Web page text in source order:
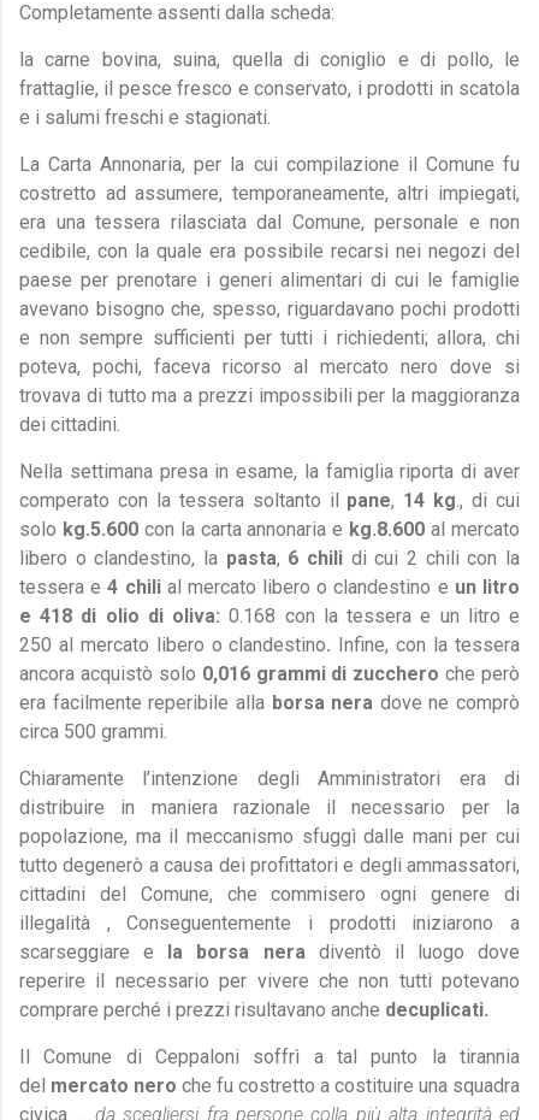
Completamente assenti dalla scheda:
la carne bovina, suina, quella di coniglio e di pollo, le
frattaglie, il pesce fresco e conservato, i prodotti in scatola
e i salumi freschi e stagionati.
La Carta Annonaria, per la cui compilazione il Comune fu
costretto ad assumere, temporaneamente, altri impiegati,
era una tessera rilasciata dal Comune, personale e non
cedibile, con la quale era possibile recarsi nei negozi del
paese per prenotare i generi alimentari di cui le famiglie
avevano bisogno che, spesso, riguardavano pochi prodotti
e non sempre sufficienti per tutti i richiedenti; allora, chi
poteva, pochi, faceva ricorso al mercato nero dove si
trovava di tutto ma a prezzi impossibili per la maggioranza
dei cittadini.
Nella settimana presa in esame, la famiglia riporta di aver
comperato con la tessera soltanto il pane, 14 kg., di cui
solo kg.5.600con la carta annonaria e kg.8.600al mercato
libero o clandestino, la pasta, 6 chili di cui 2 chili con la
tessera e4 chilial mercato libero o clandestino e un litro
e 418 di olio di oliva:0.168 con la tessera e un litro e
250 al mercato libero o clandestino.
Infine, con la tessera
ancora acquistò solo 0,016 grammi di zucchero che però
era facilmente reperibile alla borsa nera dove ne comprò
circa 500 grammi.
Chiaramente l’intenzione degli Amministratori era di
distribuire in maniera razionale il necessario per la
popolazione, ma il meccanismo sfuggì dalle mani per cui
tutto degenerò a causa dei profittatori e degli ammassatori,
cittadini del Comune, che commisero ogni genere di
illegalità , Conseguentemente i prodotti iniziarono a
scarseggiare e
la borsa neradiventò il luogo dove
reperire il necessario per vivere che non tutti potevano
comprare perché i prezzi risultavano anche decuplicati.
Il Comune di Ceppaloni soffrì a tal punto la tirannia
del mercato nero che fu costretto a costituire una squadra
civica … da scegliersi fra persone colla più alta integrità ed